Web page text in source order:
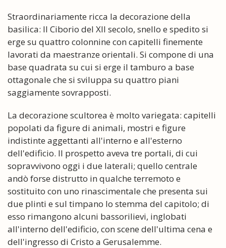
Straordinariamente ricca la decorazione della
basilica: Il Ciborio del XII secolo, snello e spedito si
erge su quattro colonnine con capitelli finemente
lavorati da maestranze orientali. Si compone di una
base quadrata su cui si erge il tamburo a base
ottagonale che si sviluppa su quattro piani
saggiamente sovrapposti.
La decorazione scultorea è molto variegata: capitelli
popolati da figure di animali, mostri e figure
indistinte aggettanti all'interno e all'esterno
dell'edificio. Il prospetto aveva tre portali, di cui
sopravvivono oggi i due laterali; quello centrale
andò forse distrutto in qualche terremoto e
sostituito con uno rinascimentale che presenta sui
due plinti e sul timpano lo stemma del capitolo; di
esso rimangono alcuni bassorilievi, inglobati
all'interno dell'edificio, con scene dell'ultima cena e
dell'ingresso di Cristo a Gerusalemme.